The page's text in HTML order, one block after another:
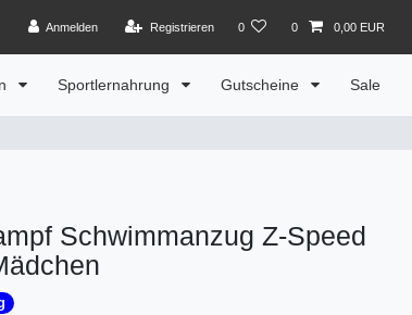
Anmelden Registrieren 0 0 0,00 EUR
Sportlernahrung Gutscheine Sale
Schwimmanzug Z-Speed